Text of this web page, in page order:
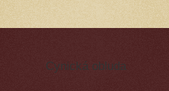
Cynická obluda